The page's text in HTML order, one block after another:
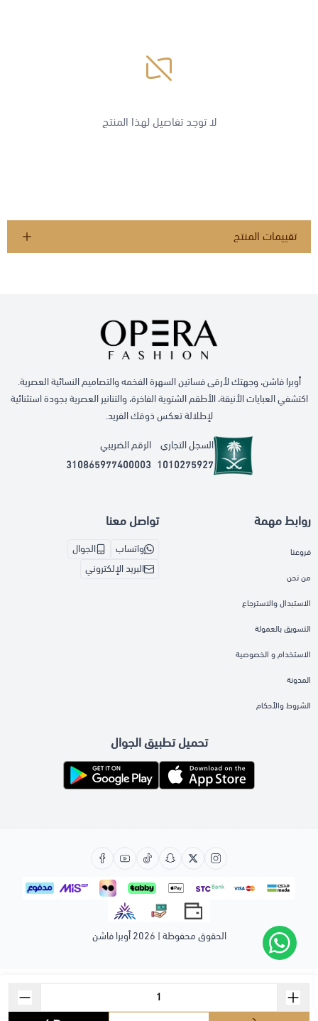
لا توجد تفاصيل لهذا المنتج
تقييمات المنتج
أوبرا فاشن، وجهتك لأرقى فساتين السهرة الفخمه والتصاميم النسائية العصرية.
اكتشفي العبايات الأنيقة، الأطقم الشتوية الفاخرة، والتنانير العصرية بجودة استثنائية
لإطلالة تعكس ذوقك الفريد.
السجل التجاري
1010275927
الرقم الضريبي
310865977400003
روابط مهمة
فروعنا
من نحن
الاستبدال والاسترجاع
التسويق بالعمولة
الاستخدام و الخصوصية
المدونة
الشروط والأحكام
تواصل معنا
واتساب
الجوال
البريد الإلكتروني
تحميل تطبيق الجوال
الحقوق محفوظة | 2026 أوبرا فاشن